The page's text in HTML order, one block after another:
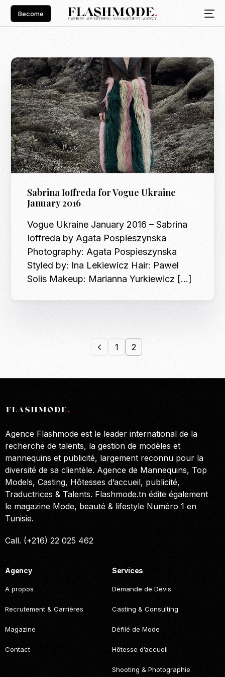
Become
Sabrina Ioffreda for Vogue Ukraine
January 2016
Vogue Ukraine January 2016 – Sabrina
Ioffreda by Agata Pospieszynska
Photography: Agata Pospieszynska
Styled by: Ina Lekiewicz Hair: Pawel
Solis Makeup: Marianna Yurkiewicz […]
1 2
Agence Flashmode est le leader international de la
recherche de talents, la gestion de modèles et
mannequins et publicité, largement reconnu pour la
diversité de sa clientèle. Agence de Mannequins, Top
Models, Casting, Hôtesses d’accueil, publicité,
Traductrices & Talents. Flashmode.tn édite également
le magazine Mode, beauté & lifestyle Numéro 1 en
Tunisie.
Call. (+216) 22 025 462
Agency
A propos
Recrutement & Carrières
Magazine
Contact
Services
Demande de Devis
Casting & Consulting
Défilé de Mode
Hôtesse d’accueil
Shooting & Photographie